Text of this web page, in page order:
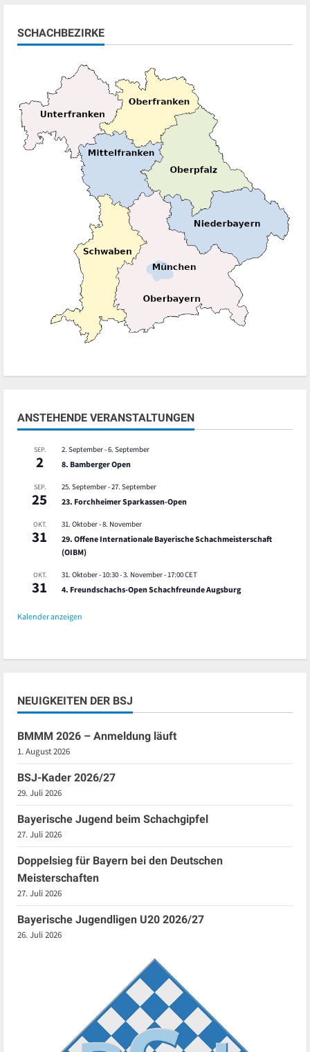
SCHACHBEZIRKE
ANSTEHENDE VERANSTALTUNGEN
SEP.
2
2. September-6. September
8. Bamberger Open
SEP.
25
25. September-27. September
23. Forchheimer Sparkassen-Open
OKT.
31
31. Oktober-8. November
29. Offene Internationale Bayerische Schachmeisterschaft
(OIBM)
OKT.
31
31. Oktober - 10:30-3. November - 17:00CET
4. Freundschachs-Open Schachfreunde Augsburg
Kalender anzeigen
NEUIGKEITEN DER BSJ
BMMM 2026 – Anmeldung läuft
1. August 2026
BSJ-Kader 2026/27
29. Juli 2026
Bayerische Jugend beim Schachgipfel
27. Juli 2026
Doppelsieg für Bayern bei den Deutschen
Meisterschaften
27. Juli 2026
Bayerische Jugendligen U20 2026/27
26. Juli 2026